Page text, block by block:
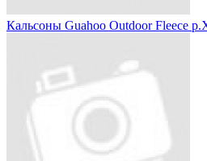
Кальсоны Guahoo Outdoor Fleece